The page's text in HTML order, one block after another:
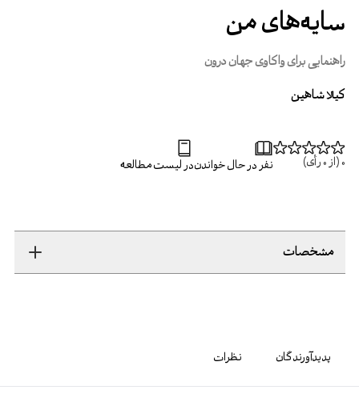
سایه‌های من
راهنمایی برای واکاوی جهان درون
کیلا شاهین
0 (از 0 رأی) نفر در حال خواندندر لیست مطالعه
مشخصات
پدیدآورندگان نظرات